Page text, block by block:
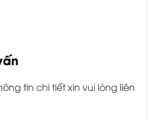
tin chi tiết xin vui lòng liên